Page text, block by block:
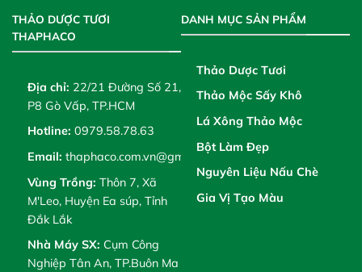
THẢO DƯỢC TƯƠI
THAPHACO
Địa chỉ: 22/21 Đường Số 21,
P8 Gò Vấp, TP.HCM
Hotline: 0979.58.78.63
Email: thaphaco.com.vn@gmail.com
Vùng Trồng: Thôn 7, Xã
M'Leo, Huyện Ea súp, Tỉnh
Đắk Lắk
Nhà Máy SX: Cụm Công
Nghiệp Tân An, TP.Buôn Ma
DANH MỤC SẢN PHẨM
Thảo Dược Tươi
Thảo Mộc Sấy Khô
Lá Xông Thảo Mộc
Bột Làm Đẹp
Nguyên Liệu Nấu Chè
Gia Vị Tạo Màu